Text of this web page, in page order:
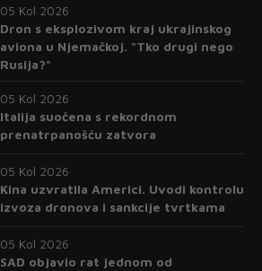
05 Kol 2026
Dron s eksplozivom kraj ukrajinskog
aviona u Njemačkoj. "Tko drugi nego
Rusija?"
05 Kol 2026
Italija suočena s rekordnom
prenatrpanošću zatvora
05 Kol 2026
Kina uzvratila Americi. Uvodi kontrolu
izvoza dronova i sankcije tvrtkama
05 Kol 2026
SAD objavio rat jednom od